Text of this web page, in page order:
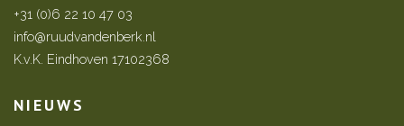
+31 (0)6 22 10 47 03
info@ruudvandenberk.nl
K.v.K. Eindhoven 17102368
NIEUWS